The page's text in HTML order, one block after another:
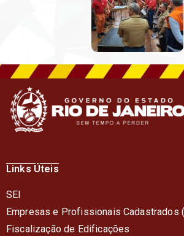
Links Úteis
SEI
Empresas e Profissionais Cadastrados
Fiscalização de Edificações